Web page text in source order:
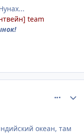
team
океан, там